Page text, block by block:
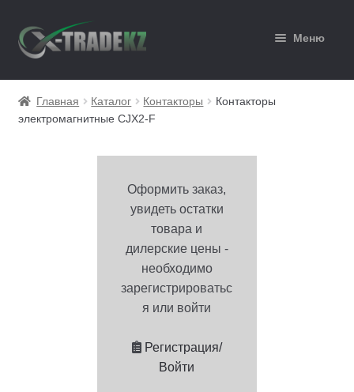
Перейти
к
Перейти
к
Меню
Главная
Каталог
Оформление заказа
Главная Каталог Контакторы
Контакторы
электромагнитные CJX2-F
Оформить заказ,
увидеть остатки
товара и
дилерские цены -
необходимо
зарегистрироватьс
я или войти
Регистрация/
Войти